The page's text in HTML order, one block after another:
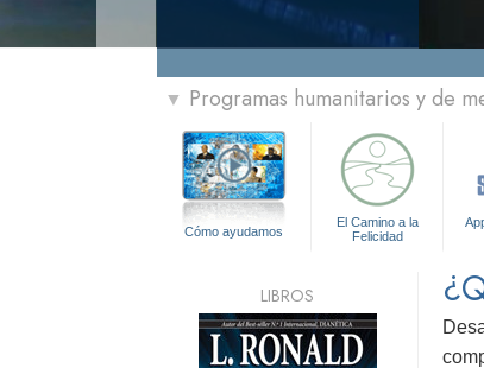
▼ Programas humanitarios y de
Cómo ayudamos
El Camino a la
Felicidad
LIBROS